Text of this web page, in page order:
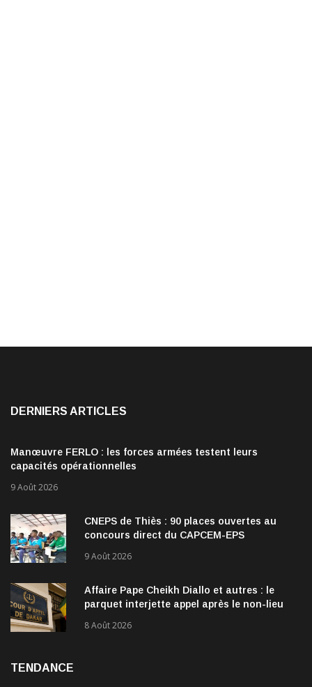
DERNIERS ARTICLES
Manœuvre FERLO : les forces armées testent leurs
capacités opérationnelles
9 Août 2026
CNEPS de Thiès : 90 places ouvertes au
concours direct du CAPCEM-EPS
9 Août 2026
Affaire Pape Cheikh Diallo et autres : le
parquet interjette appel après le non-lieu
8 Août 2026
TENDANCE